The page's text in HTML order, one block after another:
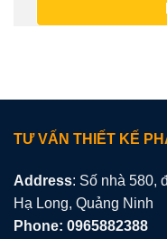
TƯ VẤN THIẾT KẾ
Address: Số nhà 580,
Hạ Long, Quảng Ninh
Phone: 0965882388